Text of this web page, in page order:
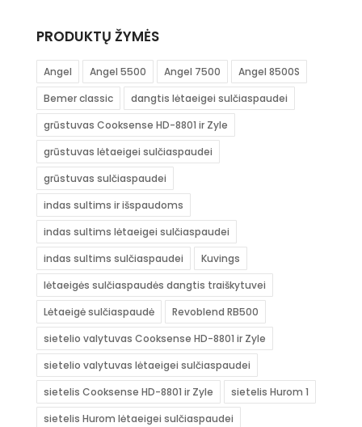
PRODUKTŲ ŽYMĖS
Angel Angel 5500 Angel 7500
Angel 8500S
Bemer classic
dangtis lėtaeigei sulčiaspaudei
grūstuvas Cooksense HD-8801 ir Zyle
grūstuvas lėtaeigei sulčiaspaudei
grūstuvas sulčiaspaudei
indas sultims ir išspaudoms
indas sultims lėtaeigei sulčiaspaudei
indas sultims sulčiaspaudei
Kuvings
lėtaeigės sulčiaspaudės dangtis traiškytuvei
Lėtaeigė sulčiaspaudė
Revoblend RB500
sietelio valytuvas Cooksense HD-8801 ir Zyle
sietelio valytuvas lėtaeigei sulčiaspaudei
sietelis Cooksense HD-8801 ir Zyle
sietelis Hurom 1
sietelis Hurom lėtaeigei sulčiaspaudei